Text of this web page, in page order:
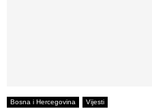
Bosna i Hercegovina Vijesti